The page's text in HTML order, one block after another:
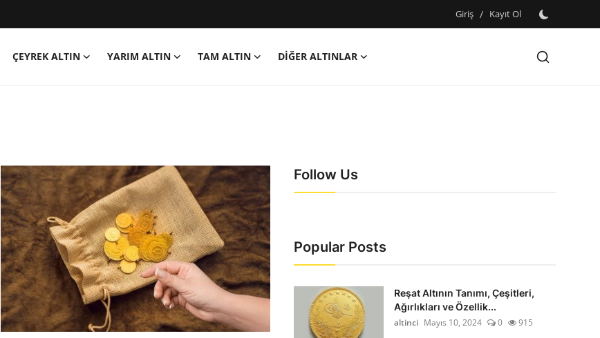
Giriş / Kayıt Ol
ÇEYREK ALTIN YARIM ALTIN TAM ALTIN
DİĞER ALTINLAR
Follow Us
Popular Posts
Reşat Altının Tanımı, Çeşitleri,
Ağırlıkları ve Özellik...
altinci Mayıs 10, 2024 0 915